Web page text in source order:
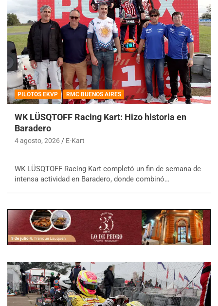
PILOTOS EKVP RMC BUENOS AIRES
WK LÜSQTOFF Racing Kart: Hizo historia en
Baradero
4 agosto, 2026 E-Kart
WK LÜSQTOFF Racing Kart completó un fin de semana de
intensa actividad en Baradero, donde combinó…